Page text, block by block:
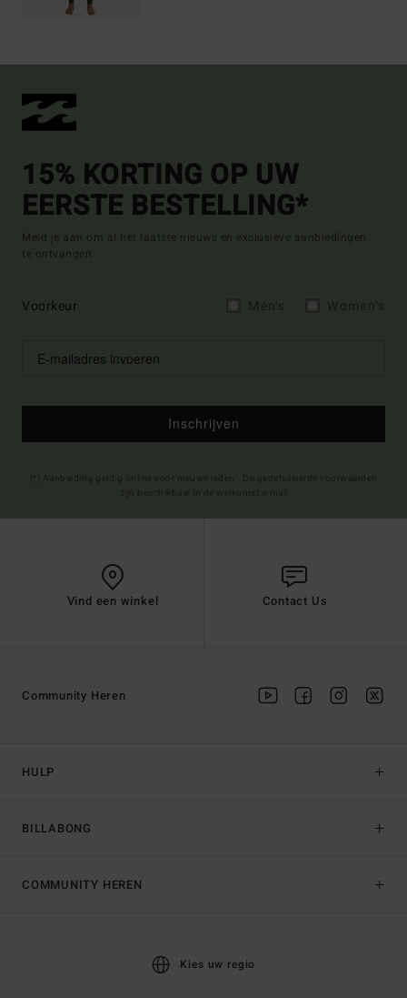
15% KORTING OP UW
EERSTE BESTELLING*
Meld je aan om al het laatste nieuws en exclusieve aanbiedingen
te ontvangen.
Voorkeur
Inschrijven
Vind een winkel Contact Us
HULP
BILLABONG
Community Heren
COMMUNITY HEREN
Kies uw regio